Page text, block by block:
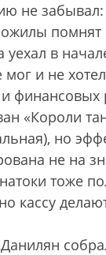
не
уехал в
и не
«Короли
но
не на
тоже
кассу